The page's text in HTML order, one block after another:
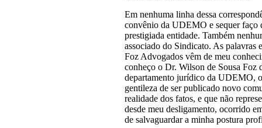
Em nenhuma linha dessa
convênio da UDEMO e sequer faço
prestigiada entidade. Também
associado do Sindicato. As palavras
Foz Advogados vêm de meu
conheço o Dr. Wilson de Sousa Foz
departamento jurídico da UDEMO,
gentileza de ser publicado novo
realidade dos fatos, e que não
desde meu desligamento, ocorrido
de salvaguardar a minha postura